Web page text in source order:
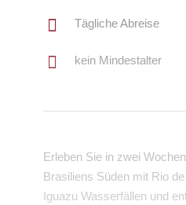
Tägliche Abreise
kein Mindestalter
Erleben Sie in zwei
Brasiliens Süden mit Rio
Iguazu Wasserfällen und